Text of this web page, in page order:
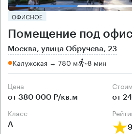
ОФИСНОЕ
Помещение под
Москва, улица Обручева, 23
Калужская → 780 м ~8 мин
Цена
от 380 000 ₽/кв.м от
класс
А